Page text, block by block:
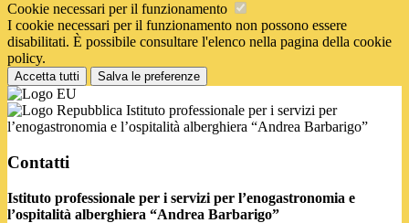
Cookie necessari per il funzionamento
I cookie necessari per il funzionamento non possono essere
disabilitati. È possibile consultare l'elenco nella pagina della cookie
policy.
Accetta tutti Salva le preferenze
Istituto professionale per i servizi per
l’enogastronomia e l’ospitalità alberghiera “Andrea Barbarigo”
Contatti
Istituto professionale per i servizi per l’enogastronomia e
l’ospitalità alberghiera “Andrea Barbarigo”